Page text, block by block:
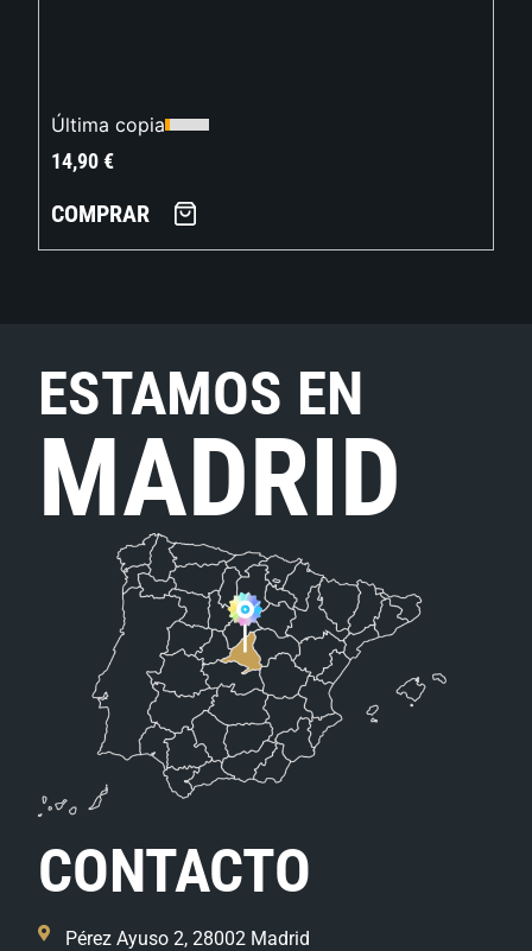
Última copia
14,90€
COMPRAR
ESTAMOS EN
MADRID
CONTACTO
Pérez Ayuso 2, 28002 Madrid